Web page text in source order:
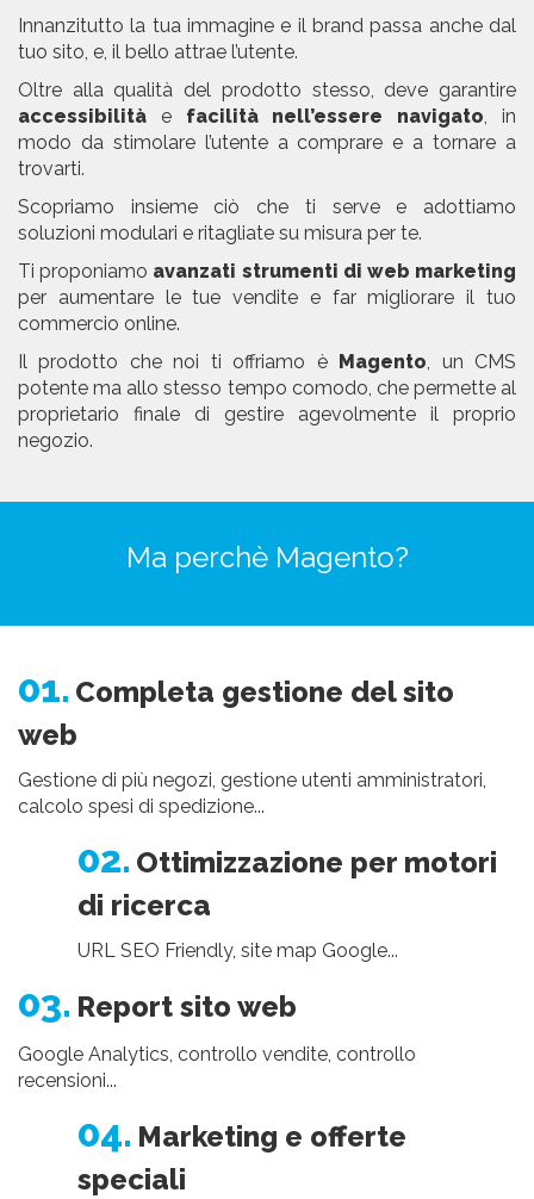
Innanzitutto la tua immagine e il brand passa anche dal
tuo sito, e, il bello attrae l’utente.
Oltre alla qualità del prodotto stesso, deve garantire
accessibilità e facilità nell’essere navigato, in
modo da stimolare l’utente a comprare e a tornare a
trovarti.
Scopriamo insieme ciò che ti serve e adottiamo
soluzioni modulari e ritagliate su misura per te.
Ti proponiamo avanzati strumenti di web marketing
per aumentare le tue vendite e far migliorare il tuo
commercio online.
Il prodotto che noi ti offriamo è Magento, un CMS
potente ma allo stesso tempo comodo, che permette al
proprietario finale di gestire agevolmente il proprio
negozio.
Ma perchè Magento?
01. Completa gestione del sito
web
Gestione di più negozi, gestione utenti amministratori,
calcolo spesi di spedizione...
02. Ottimizzazione per motori
di ricerca
URL SEO Friendly, site map Google...
03. Report sito web
Google Analytics, controllo vendite, controllo
recensioni...
04. Marketing e offerte
speciali